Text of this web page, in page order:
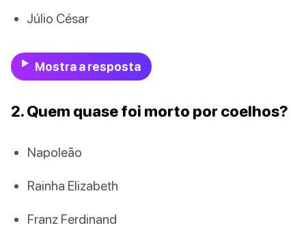
Júlio César
Mostra a resposta
2. Quem quase foi morto por coelhos?
Napoleão
Rainha Elizabeth
Franz Ferdinand